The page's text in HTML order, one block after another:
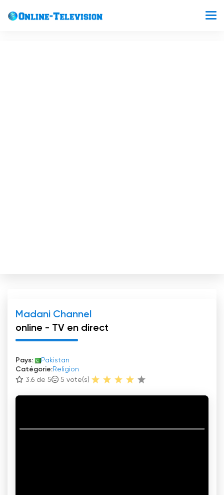
Madani Channel
online - TV en direct
Pays:
Pakistan
Catégorie:Religion
3.6 de 5
5 vote(s)